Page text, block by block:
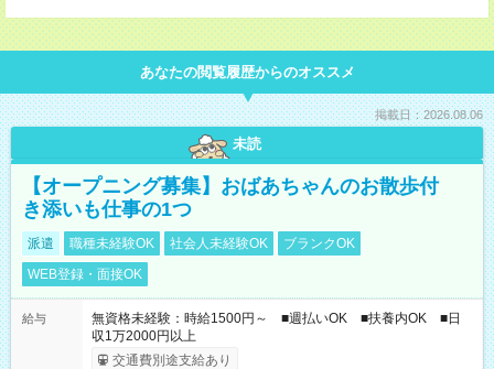
あなたの閲覧履歴からのオススメ
掲載日：2026.08.06
未読
【オープニング募集】おばあちゃんのお散歩付
き添いも仕事の1つ
派遣 職種未経験OK 社会人未経験OK
ブランクOK
WEB登録・面接OK
給与
無資格未経験：時給1500円～ ■週払いOK ■扶養内OK ■日
収1万2000円以上
交通費別途支給あり